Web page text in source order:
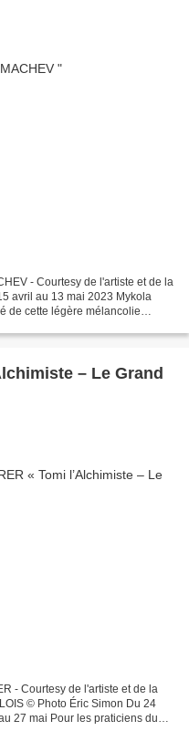
- Courtesy de l'artiste et de la
avril au 13 mai 2023 Mykola
de cette légère mélancolie
– Le Grand
- Courtesy de l'artiste et de la
© Photo Éric Simon Du 24
27 mai Pour les praticiens du